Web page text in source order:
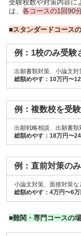
受験校数や対策内容に
は、各コースの1回90
■スタンダードコース
例：1校のみ受験
出願書類対策、小論文
総額めやす：10万円〜12
例：複数校を受
出願戦略相談、出願書
総額めやす：18万円〜24
例：直前対策の
小論文対策、面接対策な
総額めやす：4万円〜6万
■難関・専門コースの